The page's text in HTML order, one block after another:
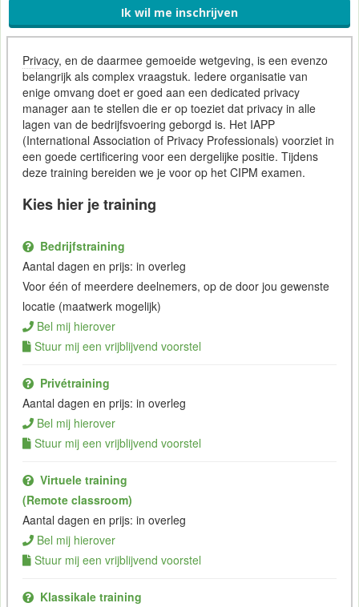
Ik wil me inschrijven
Privacy, en de daarmee gemoeide wetgeving, is een evenzo
belangrijk als complex vraagstuk. Iedere organisatie van
enige omvang doet er goed aan een dedicated privacy
manager aan te stellen die er op toeziet dat privacy in alle
lagen van de bedrijfsvoering geborgd is. Het IAPP
(International Association of Privacy Professionals) voorziet in
een goede certificering voor een dergelijke positie. Tijdens
deze training bereiden we je voor op het CIPM examen.
Kies hier je training
Bedrijfstraining
Aantal dagen en prijs: in overleg
Voor één of meerdere deelnemers, op de door jou gewenste
locatie (maatwerk mogelijk)
Bel mij hierover
Stuur mij een vrijblijvend voorstel
Privétraining
Aantal dagen en prijs: in overleg
Bel mij hierover
Stuur mij een vrijblijvend voorstel
Virtuele training
(Remote classroom)
Aantal dagen en prijs: in overleg
Bel mij hierover
Stuur mij een vrijblijvend voorstel
Klassikale training